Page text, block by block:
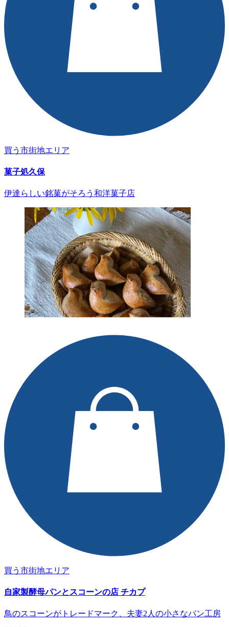
買う 市街地エリア
菓子処久保
伊達らしい銘菓がそろう和洋菓子店
買う 市街地エリア
自家製酵母パンとスコーンの店 チカプ
鳥のスコーンがトレードマーク、夫妻2人の小さなパン工房